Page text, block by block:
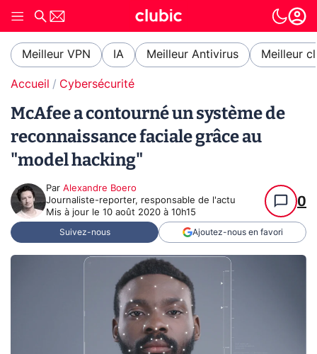
Meilleur VPN IA Meilleur Antivirus Meilleur
Accueil Cybersécurité
McAfee a contourné un système de
reconnaissance faciale grâce au
"model hacking"
Par Alexandre Boero
Journaliste-reporter, responsable de l'actu
Mis à jour le 10 août 2020 à 10h15
0
Suivez-nous Ajoutez-nous en favori